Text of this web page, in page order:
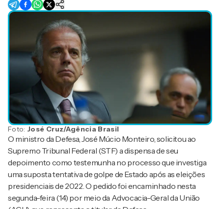
Foto: José Cruz/Agência Brasil
O ministro da Defesa, José Múcio Monteiro, solicitou ao
Supremo Tribunal Federal (STF) a dispensa de seu
depoimento como testemunha no processo que investiga
uma suposta tentativa de golpe de Estado após as eleições
presidenciais de 2022. O pedido foi encaminhado nesta
segunda-feira (14) por meio da Advocacia-Geral da União